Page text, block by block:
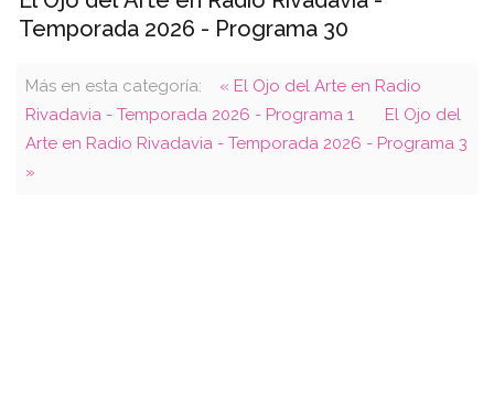
Temporada 2026 - Programa 30
Más en esta categoría:
« El Ojo del Arte en Radio
Rivadavia - Temporada 2026 - Programa 1
El Ojo del
Arte en Radio Rivadavia - Temporada 2026 - Programa 3
»